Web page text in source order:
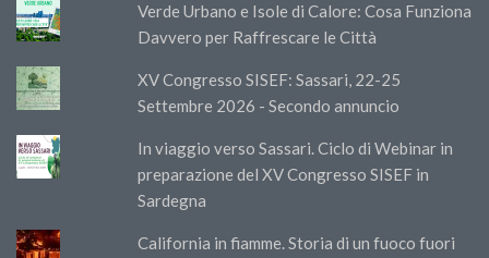
Verde Urbano e Isole di Calore: Cosa Funziona
Davvero per Raffrescare le Città
XV Congresso SISEF: Sassari, 22-25
Settembre 2026 - Secondo annuncio
In viaggio verso Sassari. Ciclo di Webinar in
preparazione del XV Congresso SISEF in
Sardegna
California in fiamme. Storia di un fuoco fuori